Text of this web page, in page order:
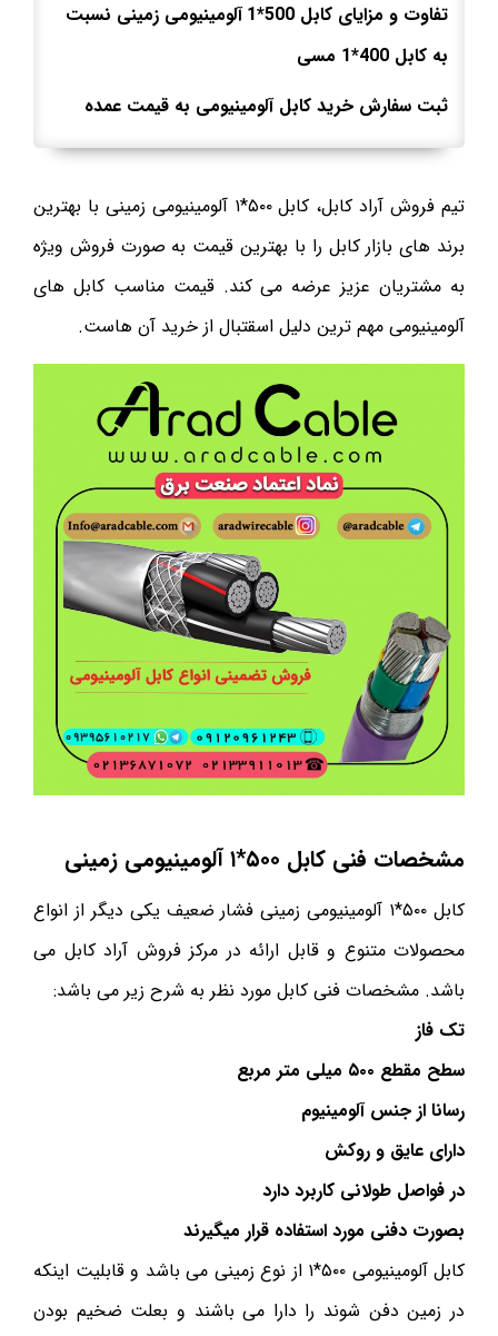
تفاوت و مزایای کابل 500*1
آلومینیومی زمینی نسبت
به کابل 400*1 مسی
ثبت سفارش خرید کابل آلومینیومی به قیمت عمده
تیم فروش آراد کابل، کابل ۵۰۰*۱ آلومینیومی زمینی با بهترین
برند های بازار کابل را با بهترین قیمت به صورت فروش ویژه
به مشتریان عزیز عرضه می کند. قیمت مناسب کابل های
آلومینیومی مهم ترین دلیل اسقتبال از خرید آن هاست.
مشخصات فنی کابل ۵۰۰*۱ آلومینیومی زمینی
کابل ۵۰۰*۱ آلومینیومی زمینی فشار ضعیف یکی دیگر از انواع
محصولات متنوع و قابل ارائه در مرکز فروش آراد کابل می
باشد. مشخصات فنی کابل مورد نظر به شرح زیر می باشد:
تک فاز
سطح مقطع ۵۰۰ میلی متر مربع
رسانا از جنس آلومینیوم
دارای عایق و روکش
در فواصل طولانی کاربرد دارد
بصورت دفنی مورد استفاده قرار میگیرند
کابل آلومینیومی ۵۰۰*۱ از نوع زمینی می باشد و قابلیت اینکه
در زمین دفن شوند را دارا می باشند و بعلت ضخیم بودن